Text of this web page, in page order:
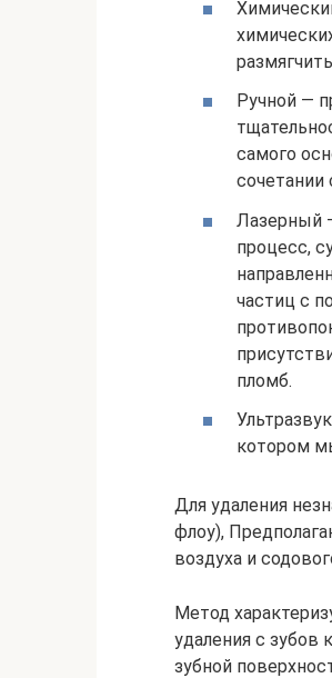
Ручной —
самого
сочетании
Лазерный
процесс,
частиц с
пломб.
котором
Для удаления
флоу),
воздуха и
Метод
удаления с зубов
зубной